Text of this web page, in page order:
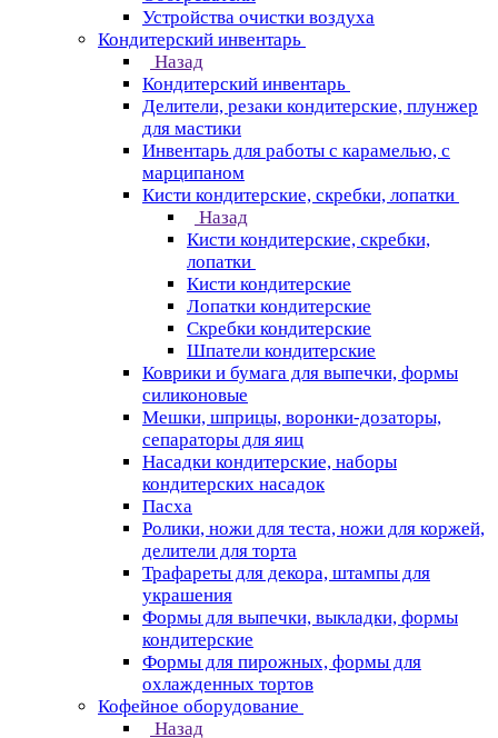
Устройства очистки воздуха
Кондитерский инвентарь
Назад
Кондитерский инвентарь
Делители, резаки кондитерские, плунжер
для мастики
Инвентарь для работы с карамелью, с
марципаном
Кисти кондитерские, скребки, лопатки
Назад
Кисти кондитерские, скребки,
лопатки
Кисти кондитерские
Лопатки кондитерские
Скребки кондитерские
Шпатели кондитерские
Коврики и бумага для выпечки, формы
силиконовые
Мешки, шприцы, воронки-дозаторы,
сепараторы для яиц
Насадки кондитерские, наборы
кондитерских насадок
Пасха
Ролики, ножи для теста, ножи для коржей,
делители для торта
Трафареты для декора, штампы для
украшения
Формы для выпечки, выкладки, формы
кондитерские
Формы для пирожных, формы для
охлажденных тортов
Кофейное оборудование
Назад